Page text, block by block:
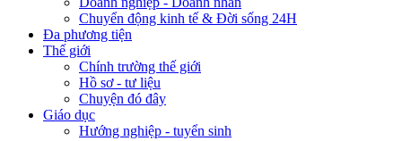
Chuyển động kinh tế & Đời sống 24H
Đa phương tiện
Thế giới
Chính trường thế giới
Hồ sơ - tư liệu
Chuyện đó đây
Giáo dục
Hướng nghiệp - tuyển sinh